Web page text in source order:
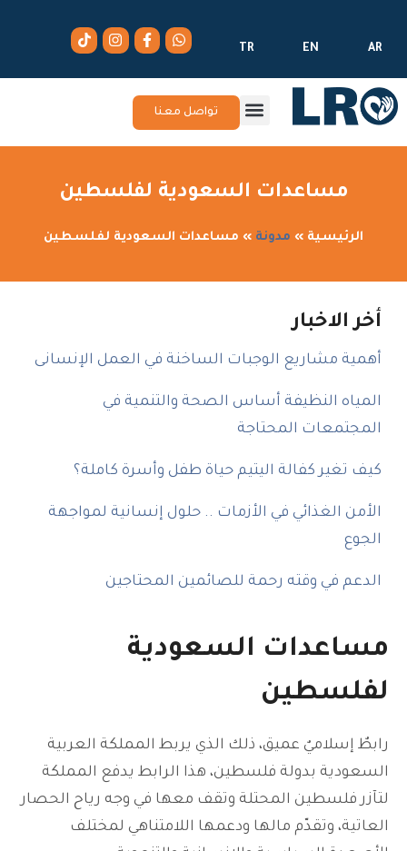
AR
EN
TR
تواصل معنا
مساعدات السعودية لفلسطين
الرئيسية » مدونة » مساعدات السعودية لفلسطين
أخر الاخبار
أهمية مشاريع الوجبات الساخنة في العمل الإنسانى
المياه النظيفة أساس الصحة والتنمية في
المجتمعات المحتاجة
كيف تغير كفالة اليتيم حياة طفل وأسرة كاملة؟
الأمن الغذائي في الأزمات .. حلول إنسانية لمواجهة
الجوع
الدعم في وقته رحمة للصائمين المحتاجين
مساعدات السعودية
لفلسطين
رابطٌ إسلاميٌ عميق، ذلك الذي يربط المملكة العربية
السعودية بدولة فلسطين، هذا الرابط يدفع المملكة
لتآزر فلسطين المحتلة وتقف معها في وجه رياح الحصار
العاتية، وتقدّم مالها ودعمها اللامتناهي لمختلف